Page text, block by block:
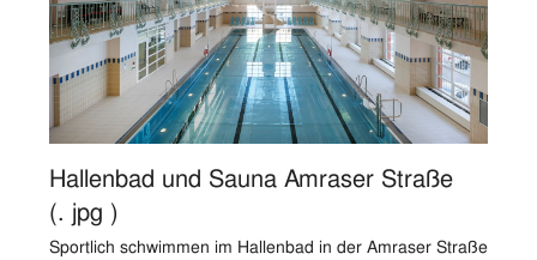
Vorstand
Logos
Bilder
Strom Erzeugung
Strom Netz
Abfall
Hallenbad und Sauna Amraser Straße
(. jpg )
Sportlich schwimmen im Hallenbad in der Amraser Straße